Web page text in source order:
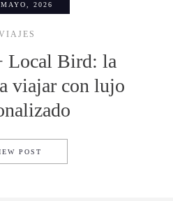
2026
Local Bird: la
viajar con lujo
POST